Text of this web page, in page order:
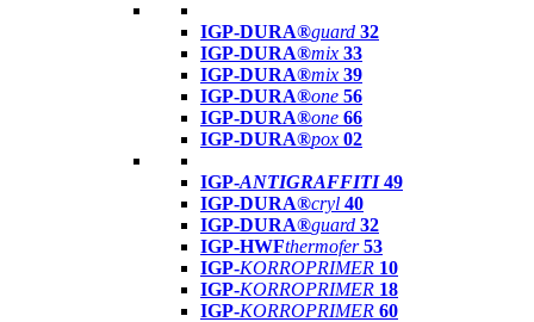
IGP-DURA®guard 32
IGP-DURA®mix 33
IGP-DURA®mix 39
IGP-DURA®one 56
IGP-DURA®one 66
IGP-DURA®pox 02
IGP-ANTIGRAFFITI49
IGP-DURA®cryl 40
IGP-DURA®guard 32
IGP-HWFthermofer 53
IGP-KORROPRIMER 10
IGP-KORROPRIMER 18
IGP-KORROPRIMER 60